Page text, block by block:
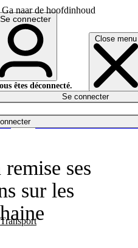
Ga naar de hoofdinhoud
Close menu
English
Se connecter
êtes déconnecté.
Se connecter
ses
sur les